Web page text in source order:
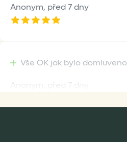
Anonym, před 7 dny
Vše OK jak bylo domluveno